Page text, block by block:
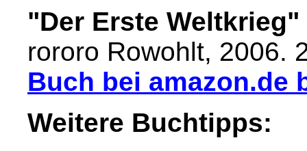
"Der Erste Weltkrieg"
rororo Rowohlt, 2006.
Buch bei amazon.de
Weitere Buchtipps: